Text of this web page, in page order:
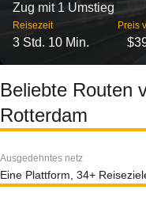
Zug mit 1 Umstieg
Reisezeit
3 Std. 10 Min.
Preis
Beliebte Routen
Rotterdam
Ausgedehntes netz
Eine Plattform, 34+